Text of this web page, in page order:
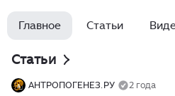
порадует вас не только
разнообразной кухней,
воспоминания.
Главное Статьи
Статьи
АНТРОПОГЕНЕЗ.РУ 2 года